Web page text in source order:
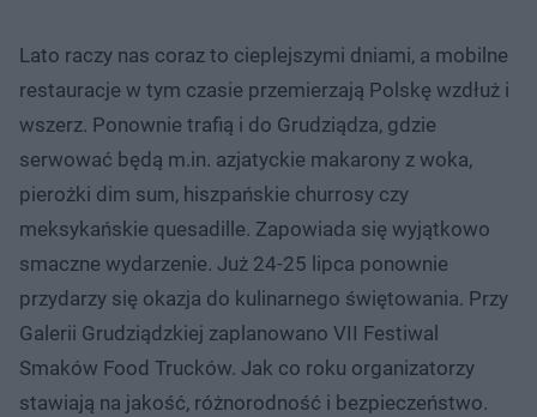
Lato raczy nas coraz to cieplejszymi dniami, a mobilne
restauracje w tym czasie przemierzają Polskę wzdłuż i
wszerz. Ponownie trafią i do Grudziądza, gdzie
serwować będą m.in. azjatyckie makarony z woka,
pierożki dim sum, hiszpańskie churrosy czy
meksykańskie quesadille. Zapowiada się wyjątkowo
smaczne wydarzenie. Już 24-25 lipca ponownie
przydarzy się okazja do kulinarnego świętowania. Przy
Galerii Grudziądzkiej zaplanowano VII Festiwal
Smaków Food Trucków. Jak co roku organizatorzy
stawiają na jakość, różnorodność i bezpieczeństwo.